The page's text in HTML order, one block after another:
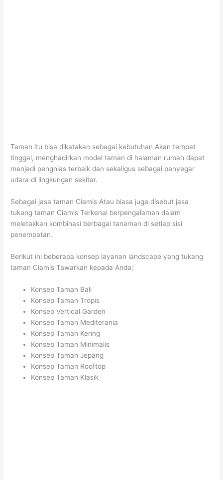
Taman itu bisa dikatakan sebagai kebutuhan Akan tempat
tinggal, menghadirkan model taman di halaman rumah dapat
menjadi penghias terbaik dan sekaligus sebagai penyegar
udara di lingkungan sekitar.
Sebagai jasa taman Ciamis Atau biasa juga disebut jasa
tukang taman Ciamis Terkenal berpengalaman dalam
meletakkan kombinasi berbagai tanaman di setiap sisi
penempatan.
Berikut ini beberapa konsep layanan landscape yang tukang
taman Ciamis Tawarkan kepada Anda;
Konsep Taman Bali
Konsep Taman Tropis
Konsep Vertical Garden
Konsep Taman Mediterania
Konsep Taman Kering
Konsep Taman Minimalis
Konsep Taman Jepang
Konsep Taman Rooftop
Konsep Taman Klasik